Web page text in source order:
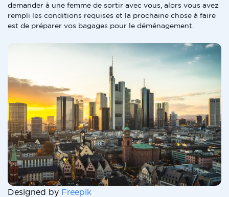
demander à une femme de sortir avec vous, alors vous avez
rempli les conditions requises et la prochaine chose à faire
est de préparer vos bagages pour le déménagement.
Designed by Freepik